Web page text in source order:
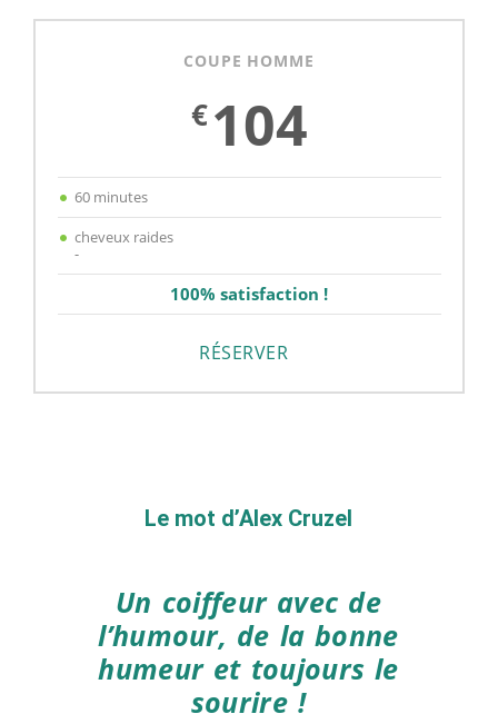
COUPE HOMME
€104
60 minutes
cheveux raides
-
100% satisfaction !
RÉSERVER
Le mot d’Alex Cruzel
Un coiffeur avec de
l’humour, de la bonne
humeur et toujours le
sourire !